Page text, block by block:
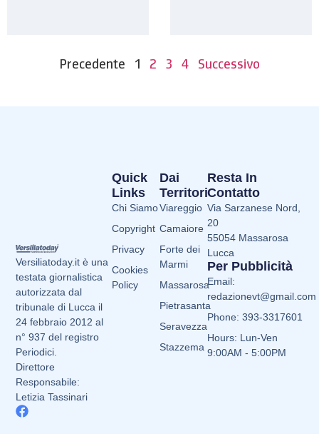
Precedente 1 2 3 4 Successivo
Versiliatoday.it è una
testata giornalistica
autorizzata dal
tribunale di Lucca il
24 febbraio 2012 al
n° 937 del registro
Periodici.
Direttore
Responsabile:
Letizia Tassinari
Dai
Territori
Viareggio
Camaiore
Forte dei
Marmi
Massarosa
Pietrasanta
Seravezza
Stazzema
Quick
Links
Chi Siamo
Copyright
Privacy
Cookies
Policy
Resta In
Contatto
Via Sarzanese Nord,
20
55054 Massarosa
Lucca
Per Pubblicità
Email:
redazionevt@gmail.com
Phone: 393-3317601
Hours: Lun-Ven
9:00AM - 5:00PM